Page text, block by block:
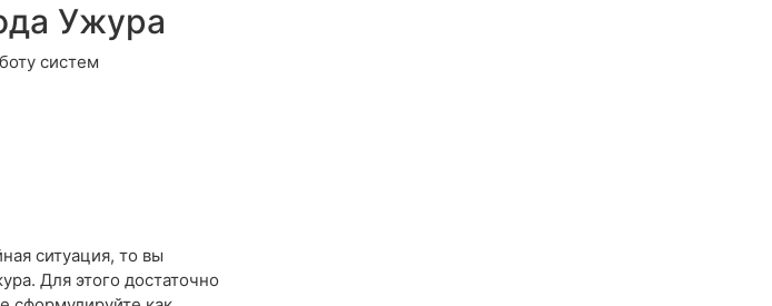
Ужура
систем
ситуация, то вы
Для этого достаточно